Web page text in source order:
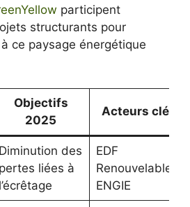
participent
structurants pour
ce paysage énergétique
Objectifs
2025
Acteurs clés
Diminution des
pertes liées à
l’écrêtage
EDF
Renouvelables,
ENGIE